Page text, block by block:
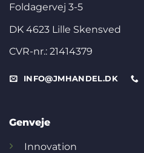
Foldagervej 3-5
DK 4623 Lille Skensved
CVR-nr.: 21414379
INFO@JMHANDEL.DK
Genveje
Innovation